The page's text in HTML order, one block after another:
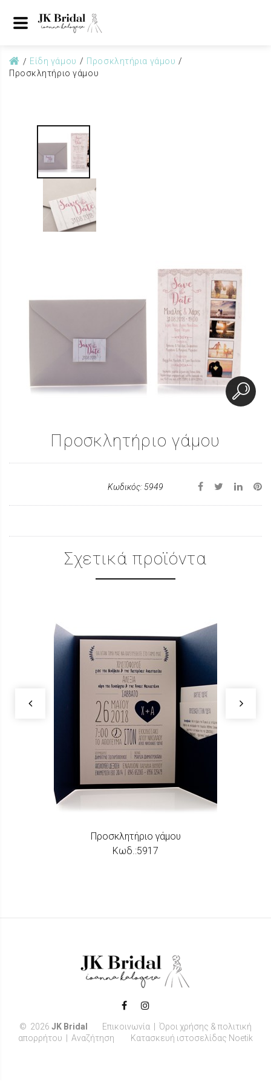
Είδη γάμου
Προσκλητήρια γάμου
Προσκλητήριο γάμου
Προσκλητήριο γάμου
Κωδικός: 5949
Σχετικά προϊόντα
Προσκλητήριο γάμου
Κωδ.:5917
© 2026 JK Bridal Επικοινωνία
Όροι χρήσης & πολιτική
απορρήτου
Αναζήτηση Κατασκευή ιστοσελίδας Noetik